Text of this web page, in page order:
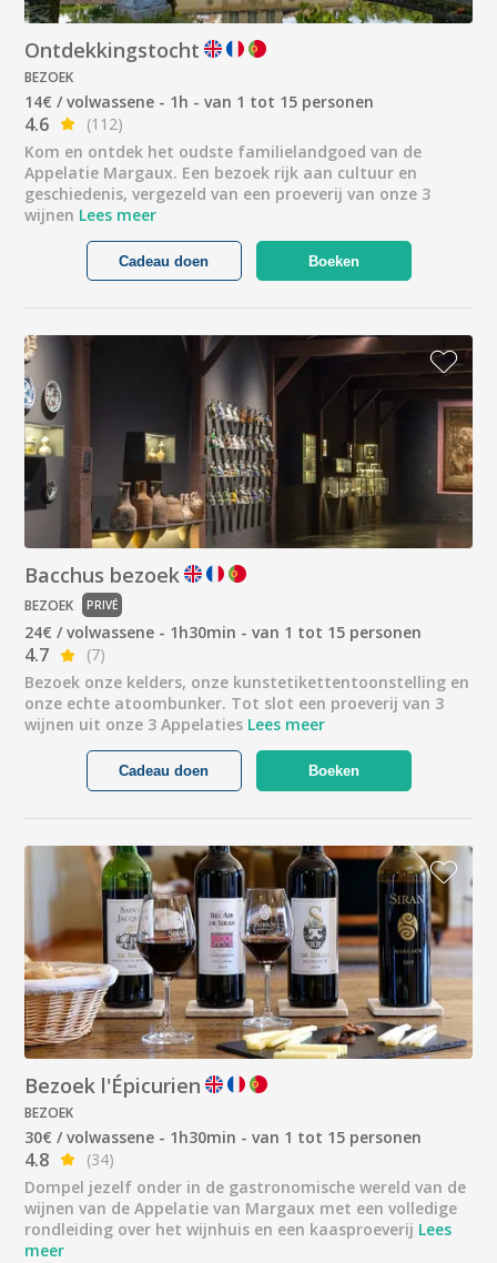
Ontdekkingstocht
BEZOEK
14€ / volwassene - 1h - van 1 tot 15 personen
4.6
(112)
Kom en ontdek het oudste familielandgoed van de
Appelatie Margaux. Een bezoek rijk aan cultuur en
geschiedenis, vergezeld van een proeverij van onze 3
wijnen Lees meer
Boeken
Cadeau doen
Bacchus bezoek
BEZOEK PRIVÉ
24€ / volwassene - 1h30min - van 1 tot 15 personen
4.7
(7)
Bezoek onze kelders, onze kunstetikettentoonstelling en
onze echte atoombunker. Tot slot een proeverij van 3
wijnen uit onze 3 Appelaties Lees meer
Boeken
Cadeau doen
Bezoek l'Épicurien
BEZOEK
30€ / volwassene - 1h30min - van 1 tot 15 personen
4.8
(34)
Dompel jezelf onder in de gastronomische wereld van de
wijnen van de Appelatie van Margaux met een volledige
rondleiding over het wijnhuis en een kaasproeverij Lees
meer